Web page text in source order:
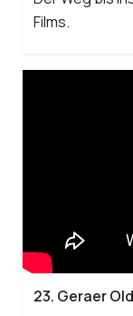
Films.
23. Geraer